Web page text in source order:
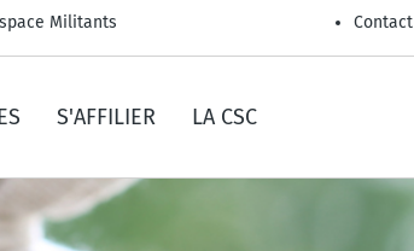
Militants Contact
S'AFFILIER LA CSC